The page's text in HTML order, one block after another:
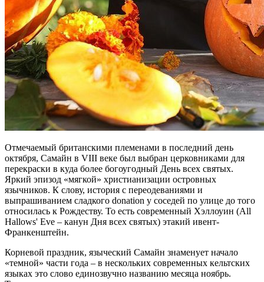
Отмечаемый британскими племенами в последний день
октября, Самайн в VIII веке был выбран церковниками для
перекраски в куда более богоугодный День всех святых.
Яркий эпизод «мягкой» христианизации островных
язычников. К слову, история с переодеваниями и
выпрашиванием сладкого donation у соседей по улице до того
относилась к Рождеству. То есть современный Хэллоуин (All
Hallows' Eve – канун Дня всех святых) этакий ивент-
Франкенштейн.
Корневой праздник, языческий Самайн знаменует начало
«темной» части года – в нескольких современных кельтских
языках это слово единозвучно названию месяца ноябрь.